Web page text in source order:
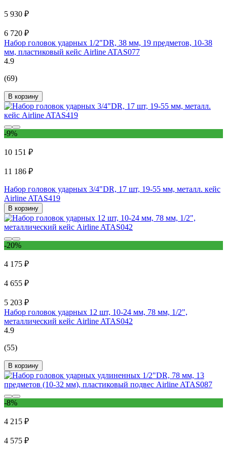
5 930 ₽
6 720 ₽
Набор головок ударных 1/2"DR, 38 мм, 19 предметов, 10-38
мм, пластиковый кейс Airline ATAS077
4.9
(69)
В корзину
-9%
10 151 ₽
11 186 ₽
Набор головок ударных 3/4"DR, 17 шт, 19-55 мм, металл. кейс
Airline ATAS419
В корзину
-20%
4 175 ₽
4 655 ₽
5 203 ₽
Набор головок ударных 12 шт, 10-24 мм, 78 мм, 1/2",
металлический кейс Airline ATAS042
4.9
(55)
В корзину
-8%
4 215 ₽
4 575 ₽